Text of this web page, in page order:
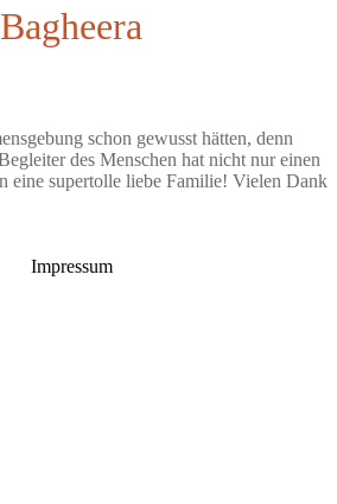
Bagheera
schon gewusst hätten, denn
des Menschen hat nicht nur einen
eine supertolle liebe Familie! Vielen Dank
Impressum